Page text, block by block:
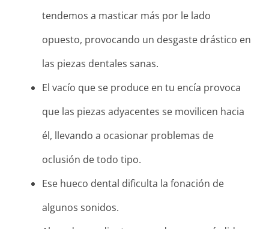
tendemos a masticar más por le lado
opuesto, provocando un desgaste drástico en
las piezas dentales sanas.
El vacío que se produce en tu encía provoca
que las piezas adyacentes se movilicen hacia
él, llevando a ocasionar problemas de
oclusión de todo tipo.
Ese hueco dental dificulta la fonación de
algunos sonidos.